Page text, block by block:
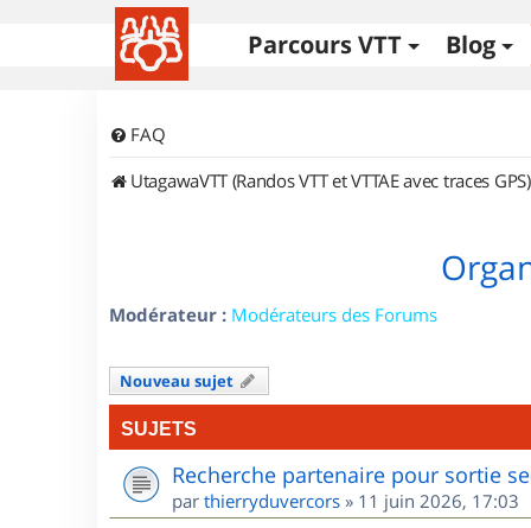
Parcours VTT Blog
FAQ
UtagawaVTT (Randos VTT et VTTAE avec traces GPS)
Modérateur : Modérateurs des Forums
Nouveau sujet
SUJETS
Recherche partenaire pour sortie
par thierryduvercors » 11 juin 2026, 17:03